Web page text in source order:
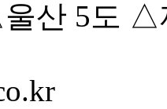
산 5도 △